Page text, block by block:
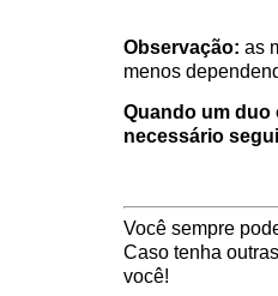
Observação: as
menos
Quando um duo
necessário
Você sempre
Caso tenha
você!